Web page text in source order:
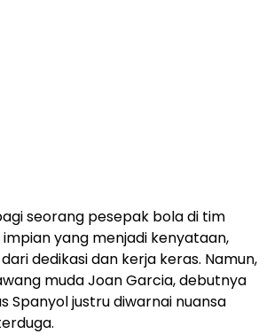
seorang pesepak bola di tim
yang menjadi kenyataan,
dedikasi dan kerja keras. Namun,
muda Joan Garcia, debutnya
Spanyol justru diwarnai nuansa